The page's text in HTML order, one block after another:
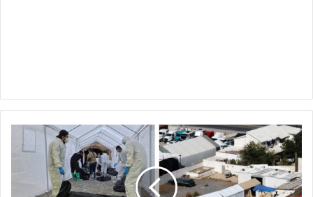
CEDH
abre
investigación
hallazgo